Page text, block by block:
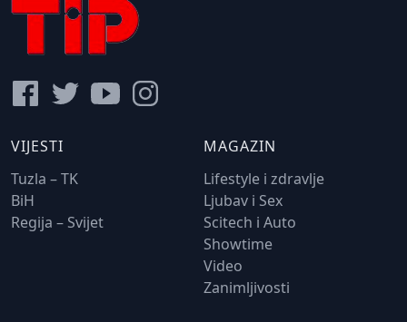
VIJESTI
Tuzla – TK
BiH
Regija – Svijet
MAGAZIN
Lifestyle i zdravlje
Ljubav i Sex
Scitech i Auto
Showtime
Video
Zanimljivosti